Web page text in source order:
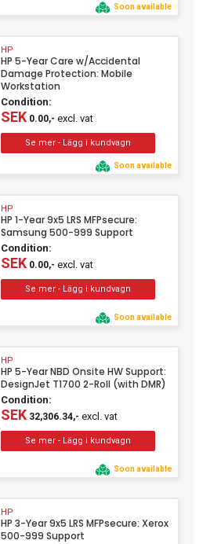
Soon available
HP
HP 5-Year Care w/Accidental
Damage Protection: Mobile
Workstation
Condition:
SEK0.00,- excl. vat
Soon available
HP
HP 1-Year 9x5 LRS MFPsecure:
Samsung 500-999 Support
Condition:
SEK0.00,- excl. vat
Soon available
HP
HP 5-Year NBD Onsite HW Support:
DesignJet T1700 2-Roll (with DMR)
Condition:
SEK32,306.34,- excl. vat
Soon available
HP
HP 3-Year 9x5 LRS MFPsecure: Xerox
500-999 Support